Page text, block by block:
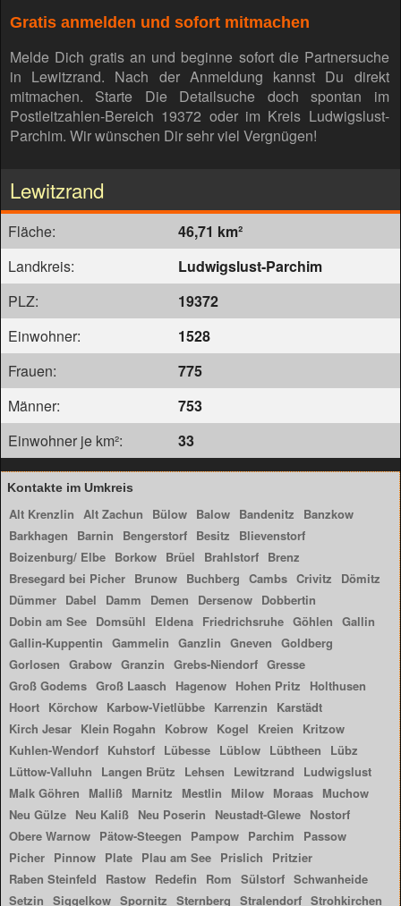
Gratis anmelden und sofort mitmachen
Melde Dich gratis an und beginne sofort die Partnersuche
in Lewitzrand. Nach der Anmeldung kannst Du direkt
mitmachen. Starte Die Detailsuche doch spontan im
Postleitzahlen-Bereich 19372 oder im Kreis Ludwigslust-
Parchim. Wir wünschen Dir sehr viel Vergnügen!
Lewitzrand
Fläche:
46,71 km²
Landkreis:
Ludwigslust-Parchim
PLZ:
19372
Einwohner:
1528
Frauen:
775
Männer:
753
Einwohner je km²:
33
Kontakte im Umkreis
Alt Krenzlin Alt Zachun Bülow Balow Bandenitz
Banzkow
Barkhagen
Barnin Bengerstorf Besitz
Blievenstorf
Boizenburg/ Elbe Borkow Brüel Brahlstorf Brenz
Bresegard bei Picher Brunow Buchberg Cambs Crivitz
Dömitz
Dümmer Dabel Damm Demen Dersenow Dobbertin
Dobin am See Domsühl Eldena Friedrichsruhe Göhlen Gallin
Gallin-Kuppentin Gammelin Ganzlin Gneven Goldberg
Gorlosen Grabow Granzin Grebs-Niendorf Gresse
Groß Godems Groß Laasch Hagenow Hohen Pritz
Holthusen
Hoort Körchow Karbow-Vietlübbe Karrenzin
Karstädt
Kirch Jesar Klein Rogahn Kobrow Kogel Kreien
Kritzow
Kuhlen-Wendorf Kuhstorf Lübesse Lüblow Lübtheen
Lübz
Lüttow-Valluhn
Langen Brütz Lehsen Lewitzrand
Ludwigslust
Malk Göhren
Malliß Marnitz Mestlin Milow Moraas Muchow
Neu Gülze Neu Kaliß Neu Poserin Neustadt-Glewe Nostorf
Obere Warnow Pätow-Steegen Pampow Parchim
Passow
Picher Pinnow Plate Plau am See Prislich
Pritzier
Raben Steinfeld
Rastow Redefin Rom Sülstorf Schwanheide
Setzin Siggelkow Spornitz Sternberg Stralendorf Strohkirchen